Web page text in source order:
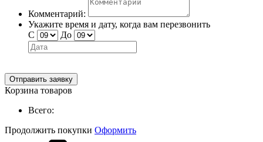
Комментарий:
Укажите время и дату, когда вам перезвонить
С
До
Отправить заявку
Корзина товаров
Всего:
Продолжить покупки Оформить